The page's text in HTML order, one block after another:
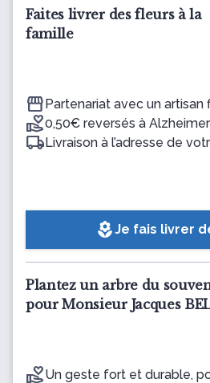
Faites livrer des fleurs à la
famille
Partenariat avec un
0,50€ reversés à
Livraison à l’adresse de
local_floristJe fais livrer
Plantez un arbre du
pour Monsieur Jacques
Un geste fort et durable,